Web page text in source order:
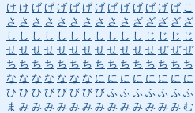
け け げ げ げ げ げ げ げ げ げ げ げ げ こ
さ さ さ さ さ さ さ さ さ さ ざ ざ ざ ざ ざ
し し し し し し し し し し し じ じ じ じ
せ せ せ せ せ せ せ せ せ せ せ せ ぜ ぜ ぜ
ち ち ち ち ち ち ち ち ち ち ち ち ち ち ち
な な な な な な な に に に に に に に に
ひ ひ ひ び び び び び ふ ふ ふ ふ ふ ふ ふ
ま み み み み み み み み み み み み み む